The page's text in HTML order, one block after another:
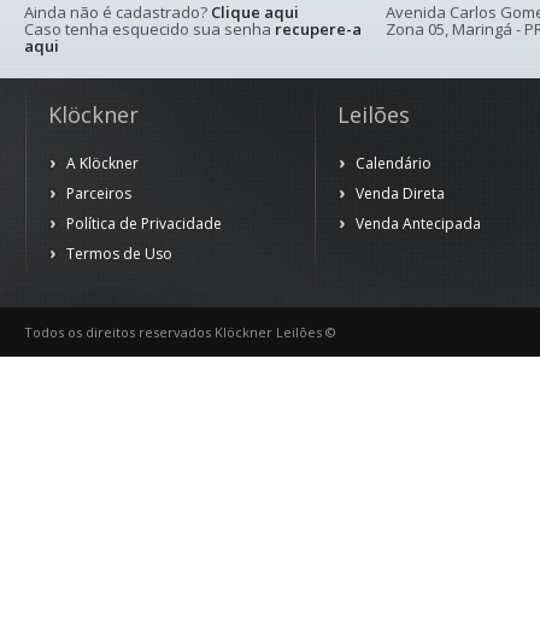
Ainda não é cadastrado? Clique aqui
Caso tenha esquecido sua senha recupere-a
aqui
Avenida Carlos
Zona 05, Maringá -
Klöckner
A Klöckner
Parceiros
Política de Privacidade
Termos de Uso
Leilões
Calendário
Venda Direta
Venda Antecipada
Todos os direitos reservados Klöckner Leilões ©